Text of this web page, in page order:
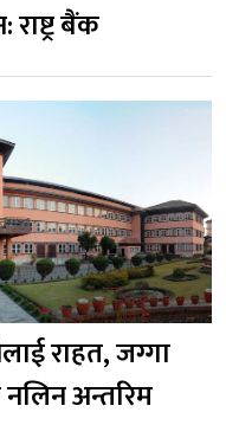
बैंक
राहत, जग्गा
नलिन अन्तरिम